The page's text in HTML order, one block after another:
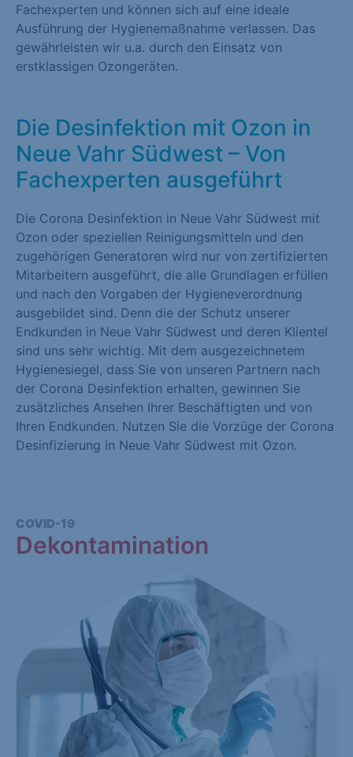
Fachexperten und können sich auf eine ideale
Ausführung der Hygienemaßnahme verlassen. Das
gewährleisten wir u.a. durch den Einsatz von
erstklassigen Ozongeräten.
Die Desinfektion mit Ozon in
Neue Vahr Südwest – Von
Fachexperten ausgeführt
Die Corona Desinfektion in Neue Vahr Südwest mit
Ozon oder speziellen Reinigungsmitteln und den
zugehörigen Generatoren wird nur von zertifizierten
Mitarbeitern ausgeführt, die alle Grundlagen erfüllen
und nach den Vorgaben der Hygieneverordnung
ausgebildet sind. Denn die der Schutz unserer
Endkunden in Neue Vahr Südwest und deren Klientel
sind uns sehr wichtig. Mit dem ausgezeichnetem
Hygienesiegel, dass Sie von unseren Partnern nach
der Corona Desinfektion erhalten, gewinnen Sie
zusätzliches Ansehen Ihrer Beschäftigten und von
Ihren Endkunden. Nutzen Sie die Vorzüge der Corona
Desinfizierung in Neue Vahr Südwest mit Ozon.
COVID-19
Dekontamination